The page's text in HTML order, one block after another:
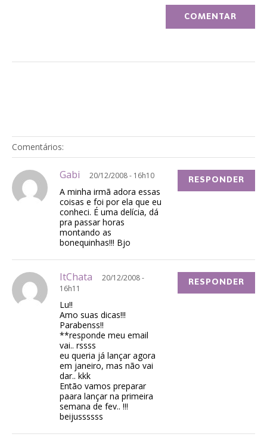
Comentários:
Gabi 20/12/2008 - 16h10
A minha irmã adora essas
coisas e foi por ela que eu
conheci. É uma delícia, dá
pra passar horas
montando as
bonequinhas!!! Bjo
RESPONDER
ItChata
20/12/2008 -
16h11
Lu!!
Amo suas dicas!!!
Parabenss!!
**responde meu email
vai.. rssss
eu queria já lançar agora
em janeiro, mas não vai
dar.. kkk
Então vamos preparar
paara lançar na primeira
semana de fev.. !!!
beijussssss
RESPONDER